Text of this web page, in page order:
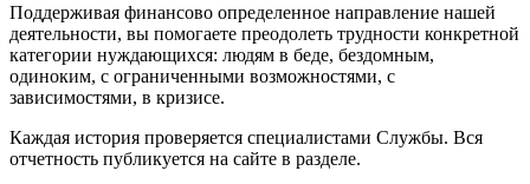
Поддерживая финансово определенное направление нашей
деятельности, вы помогаете преодолеть трудности конкретной
категории нуждающихся: людям в беде, бездомным,
одиноким, с ограниченными возможностями, с
зависимостями, в кризисе.
Каждая история проверяется специалистами Службы. Вся
отчетность публикуется на сайте в разделе.